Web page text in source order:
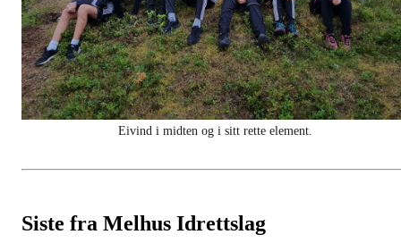
Eivind i midten og i sitt rette element.
Siste fra Melhus Idrettslag